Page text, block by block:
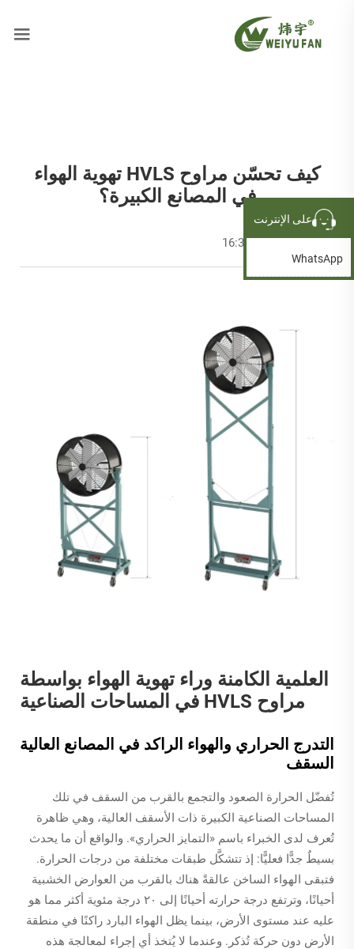
كيف تحسّن مراوح HVLS تهوية الهواء
في المصانع الكبيرة؟
2026-01-26 16:39:43
العلمية الكامنة وراء تهوية الهواء بواسطة
مراوح HVLS في المساحات الصناعية
التدرج الحراري والهواء الراكد في المصانع العالية
السقف
تُفضّل الحرارة الصعود والتجمع بالقرب من السقف في تلك
المساحات الصناعية الكبيرة ذات الأسقف العالية، وهي ظاهرة
تُعرف لدى الخبراء باسم «التمايز الحراري». والواقع أن ما يحدث
بسيطٌ جدًّا فعليًّا: إذ تتشكَّل طبقات مختلفة من درجات الحرارة.
فتبقى الهواء الساخن عالقةً هناك بالقرب من العوارض الخشبية
أحيانًا، وترتفع درجة حرارته أحيانًا إلى ٢٠ درجة مئوية أكثر مما هو
عليه عند مستوى الأرض، بينما يظل الهواء البارد راكنًا في منطقة
الأرض دون حركة تُذكر. وعندما لا يُتخذ أي إجراء لمعالجة هذه
على الإنترنت
WhatsApp